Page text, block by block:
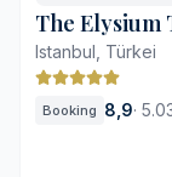
The Elysium
Istanbul, Türkei
Booking 8,9·